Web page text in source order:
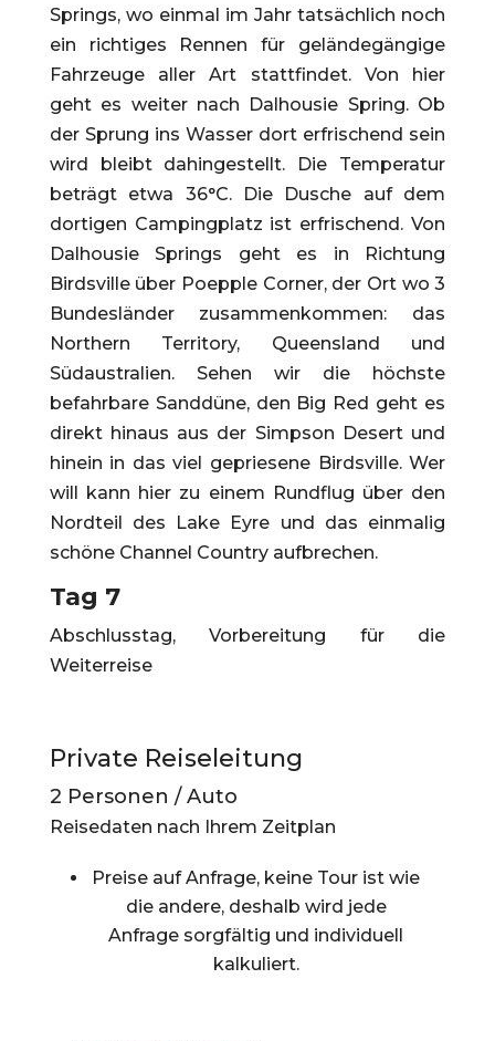
Springs, wo einmal im Jahr tatsächlich noch
ein richtiges Rennen für geländegängige
Fahrzeuge aller Art stattfindet. Von hier
geht es weiter nach Dalhousie Spring. Ob
der Sprung ins Wasser dort erfrischend sein
wird bleibt dahingestellt. Die Temperatur
beträgt etwa 36°C. Die Dusche auf dem
dortigen Campingplatz ist erfrischend. Von
Dalhousie Springs geht es in Richtung
Birdsville über Poepple Corner, der Ort wo 3
Bundesländer zusammenkommen: das
Northern Territory, Queensland und
Südaustralien. Sehen wir die höchste
befahrbare Sanddüne, den Big Red geht es
direkt hinaus aus der Simpson Desert und
hinein in das viel gepriesene Birdsville. Wer
will kann hier zu einem Rundflug über den
Nordteil des Lake Eyre und das einmalig
schöne Channel Country aufbrechen.
Tag 7
Abschlusstag, Vorbereitung für die
Weiterreise
Private Reiseleitung
2 Personen / Auto
Reisedaten nach Ihrem Zeitplan
Preise auf Anfrage, keine Tour ist wie
die andere, deshalb wird jede
Anfrage sorgfältig und individuell
kalkuliert.